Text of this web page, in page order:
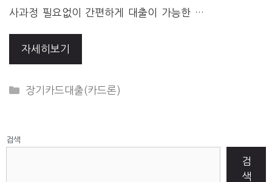
사과정 필요없이 간편하게 대출이 가능한 …
자세히보기
CATEGORIES
장기카드대출(카드론)
검색
검
색